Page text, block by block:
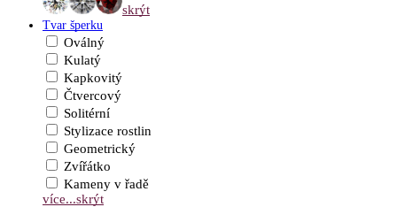
skrýt
Tvar šperku
Oválný
Kulatý
Kapkovitý
Čtvercový
Solitérní
Stylizace rostlin
Geometrický
Zvířátko
Kameny v řadě
více...skrýt